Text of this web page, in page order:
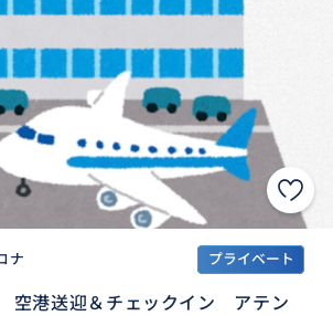
ナ プライベート
空港送迎＆チェックイン アテン